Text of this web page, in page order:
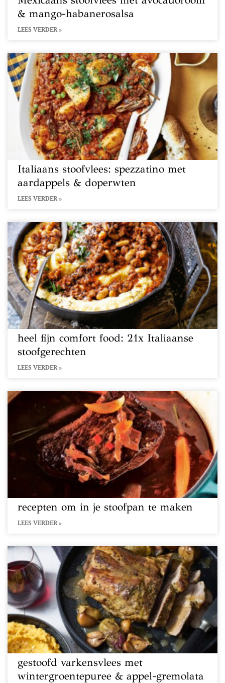
& mango-habanerosalsa
LEES VERDER »
Italiaans stoofvlees: spezzatino met
aardappels & doperwten
LEES VERDER »
heel fijn comfort food: 21x Italiaanse
stoofgerechten
LEES VERDER »
recepten om in je stoofpan te maken
LEES VERDER »
gestoofd varkensvlees met
wintergroentepuree & appel-gremolata